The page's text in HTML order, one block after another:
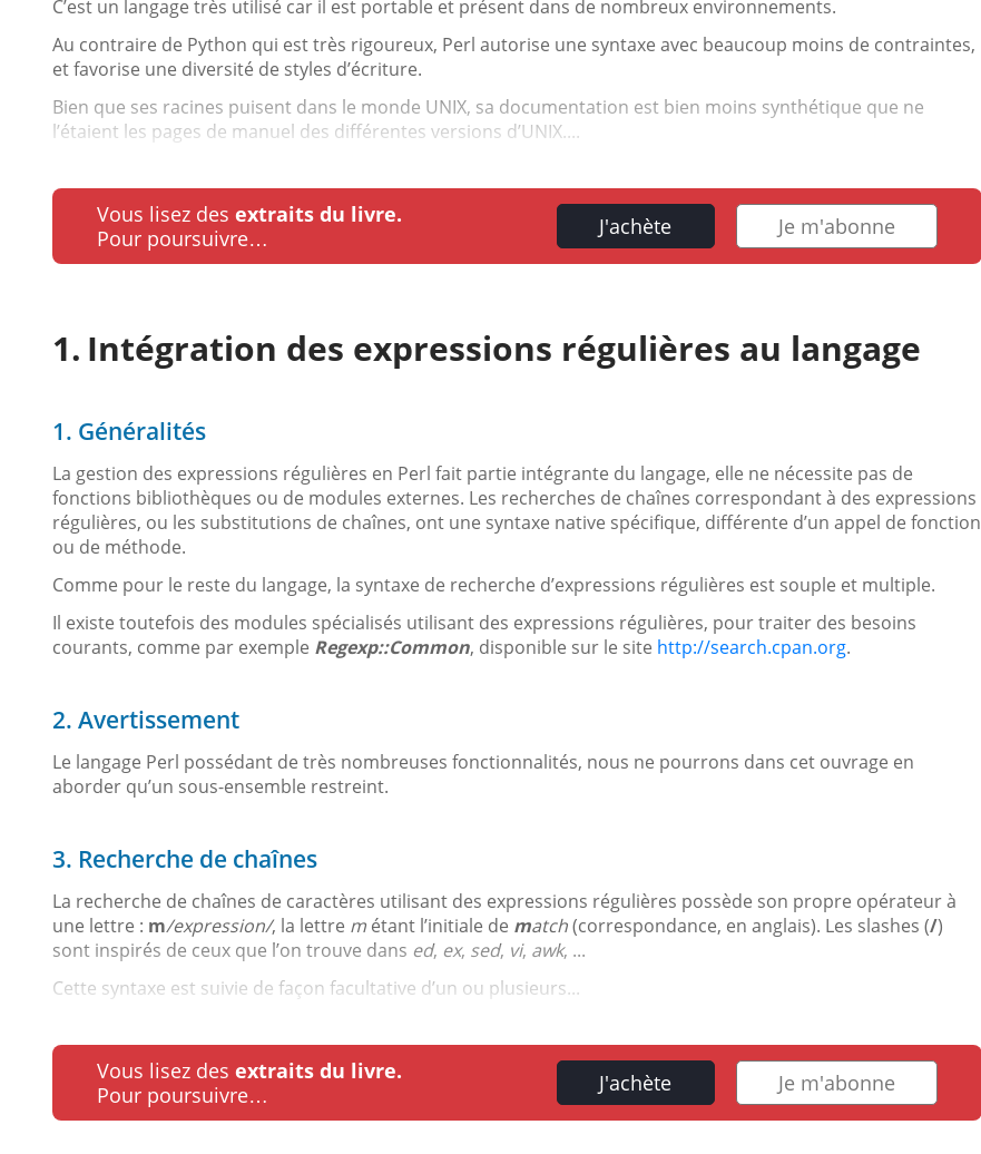
C’est un langage très utilisé car il est portable et présent dans de nombreux environnements.
Au contraire de Python qui est très rigoureux, Perl autorise une syntaxe avec beaucoup moins de contraintes,
et favorise une diversité de styles d’écriture.
Bien que ses racines puisent dans le monde UNIX, sa documentation est bien moins synthétique que ne
l’étaient les pages de manuel des différentes versions d’UNIX....
Vous lisez des extraits du livre.
Pour poursuivre…
J'achète Je m'abonne
Intégration des expressions régulières au langage
1. Généralités
La gestion des expressions régulières en Perl fait partie intégrante du langage, elle ne nécessite pas de
fonctions bibliothèques ou de modules externes. Les recherches de chaînes correspondant à des expressions
régulières, ou les substitutions de chaînes, ont une syntaxe native spécifique, différente d’un appel de fonction
ou de méthode.
Comme pour le reste du langage, la syntaxe de recherche d’expressions régulières est souple et multiple.
Il existe toutefois des modules spécialisés utilisant des expressions régulières, pour traiter des besoins
courants, comme par exemple Regexp::Common, disponible sur le site http://search.cpan.org.
2. Avertissement
Le langage Perl possédant de très nombreuses fonctionnalités, nous ne pourrons dans cet ouvrage en
aborder qu’un sous-ensemble restreint.
3. Recherche de chaînes
La recherche de chaînes de caractères utilisant des expressions régulières possède son propre opérateur à
une lettre : m/expression/, la lettre m étant l’initiale de match(correspondance, en anglais). Les slashes (/)
sont inspirés de ceux que l’on trouve dans ed, ex, sed, vi, awk, ...
Cette syntaxe est suivie de façon facultative d’un ou plusieurs...
Vous lisez des extraits du livre.
Pour poursuivre…
J'achète Je m'abonne